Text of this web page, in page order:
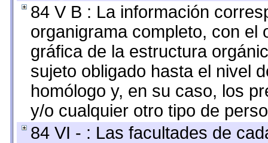
84 V B : La información
organigrama completo, con el
gráfica de la estructura
sujeto obligado hasta el nivel
homólogo y, en su caso, los
y/o cualquier otro tipo de
84 VI - : Las facultades de